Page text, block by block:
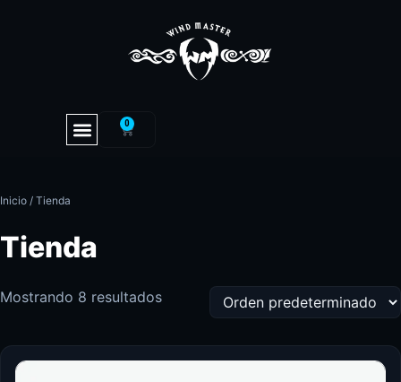
0
Inicio / Tienda
Tienda
Mostrando 8 resultados